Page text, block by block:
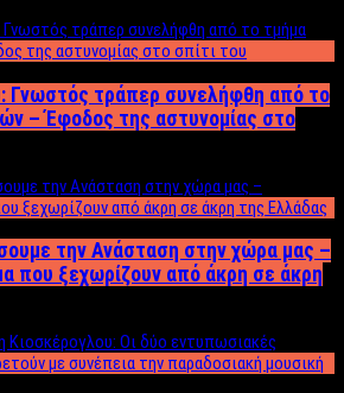
Γνωστός τράπερ συνελήφθη από το
– Έφοδος της αστυνομίας στο
την Ανάσταση στην χώρα μας –
που ξεχωρίζουν από άκρη σε άκρη